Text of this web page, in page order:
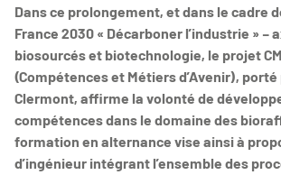
Dans ce prolongement, et dans le cadre
France 2030 « Décarboner l’industrie » –
biosourcés et biotechnologie, le projet
(Compétences et Métiers d’Avenir),
Clermont, affirme la volonté de
compétences dans le domaine des
formation en alternance vise ainsi à
d’ingénieur intégrant l’ensemble des